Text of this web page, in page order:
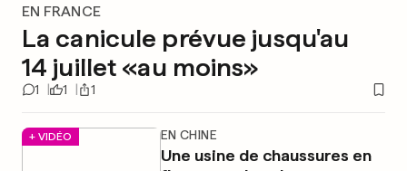
EN FRANCE
La canicule prévue jusqu'au
14 juillet «au moins»
1 1 1
+ VIDÉO EN CHINE
Une usine de chaussures en